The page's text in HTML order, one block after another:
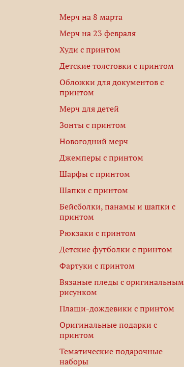
Мерч на 8 марта
Мерч на 23 февраля
Худи с принтом
Детские толстовки с принтом
Обложки для документов с
принтом
Мерч для детей
Зонты с принтом
Новогодний мерч
Джемперы с принтом
Шарфы с принтом
Шапки с принтом
Бейсболки, панамы и шапки с
принтом
Рюкзаки с принтом
Детские футболки с принтом
Фартуки с принтом
Вязаные пледы с оригинальным
рисунком
Плащи-дождевики с принтом
Оригинальные подарки с
принтом
Тематические подарочные
наборы